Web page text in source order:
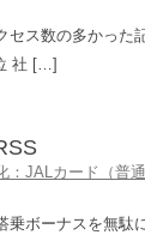
セス数の多かった
社 […]
：JALカード（普
乗ボーナスを無駄